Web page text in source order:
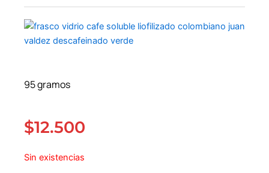
95 gramos
$12.500
Sin existencias